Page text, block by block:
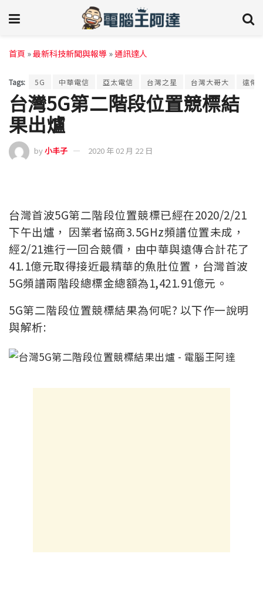
首頁 »最新科技新聞與報導 »通訊達人
Tags: 5G 中華電信 亞太電信 台灣之星 台灣大哥大 遠傳
台灣5G第二階段位置競標結
果出爐
by小丰子 2020 年 02 月 22 日
台灣首波5G第二階段位置競標已經在2020/2/21
下午出爐， 因業者協商3.5GHz頻譜位置未成，
經2/21進行一回合競價，由中華與遠傳合計花了
41.1億元取得接近最精華的魚肚位置，台灣首波
5G頻譜兩階段總標金總額為1,421.91億元。
5G第二階段位置競標結果為何呢? 以下作一說明
與解析: